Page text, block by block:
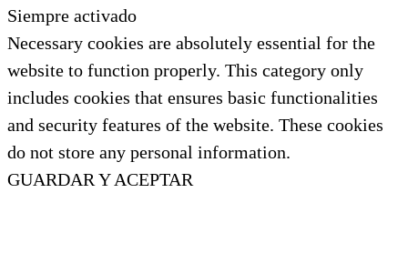
Siempre activado
Necessary cookies are absolutely essential for the
website to function properly. This category only
includes cookies that ensures basic functionalities
and security features of the website. These cookies
do not store any personal information.
GUARDAR Y ACEPTAR